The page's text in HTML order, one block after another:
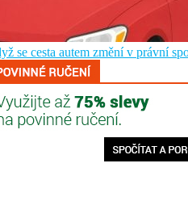
se cesta autem změní v právní